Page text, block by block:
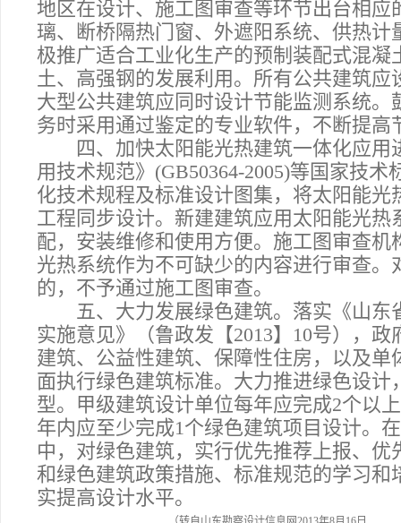
地区在设计、施工图审查等环节出台相
璃、断桥隔热门窗、外遮阳系统、供热
极推广适合工业化生产的预制装配式混
土、高强钢的发展利用。所有公共建筑
大型公共建筑应同时设计节能监测系统
务时采用通过鉴定的专业软件，不断提高
四、加快太阳能光热建筑一体化应用
用技术规范》(GB50364-2005)等国家技
化技术规程及标准设计图集，将太阳能
工程同步设计。新建建筑应用太阳能光
配，安装维修和使用方便。施工图审查
光热系统作为不可缺少的内容进行审查
的，不予通过施工图审查。
五、大力发展绿色建筑。落实《山东
实施意见》（鲁政发【2013】10号），
建筑、公益性建筑、保障性住房，以及
面执行绿色建筑标准。大力推进绿色设
型。甲级建筑设计单位每年应完成2个以
年内应至少完成1个绿色建筑项目设计。
中，对绿色建筑，实行优先推荐上报、
和绿色建筑政策措施、标准规范的学习
实提高设计水平。